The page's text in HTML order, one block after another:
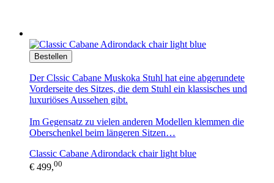
Bestellen
Der Clssic Cabane Muskoka Stuhl hat eine abgerundete
Vorderseite des Sitzes, die dem Stuhl ein klassisches und
luxuriöses Aussehen gibt.
Im Gegensatz zu vielen anderen Modellen klemmen die
Oberschenkel beim längeren Sitzen…
Classic Cabane Adirondack chair light blue
€ 499,00